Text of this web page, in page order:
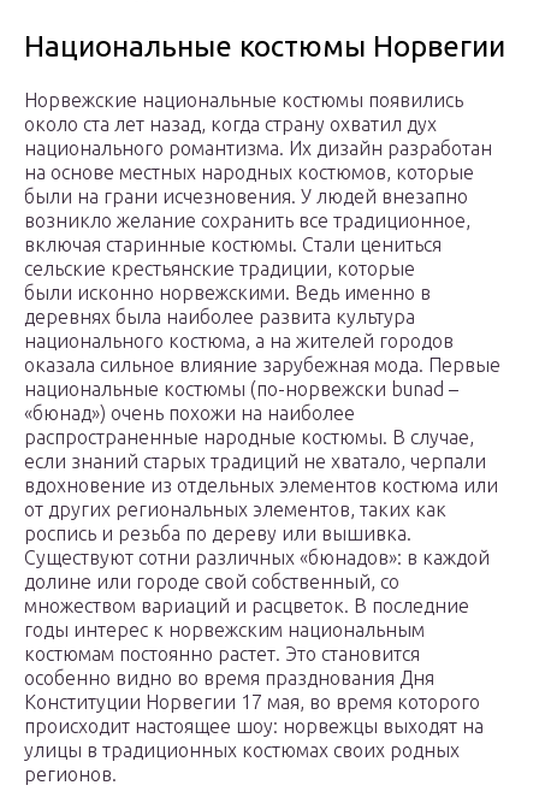
Национальные костюмы Норвегии
Норвежские национальные костюмы появились
около ста лет назад, когда страну охватил дух
национального романтизма. Их дизайн разработан
на основе местных народных костюмов, которые
были на грани исчезновения. У людей внезапно
возникло желание сохранить все традиционное,
включая старинные костюмы. Стали цениться
сельские крестьянские традиции, которые
были исконно норвежскими. Ведь именно в
деревнях была наиболее развита культура
национального костюма, а на жителей городов
оказала сильное влияние зарубежная мода. Первые
национальные костюмы (по-норвежски bunad –
«бюнад») очень похожи на наиболее
распространенные народные костюмы. В случае,
если знаний старых традиций не хватало, черпали
вдохновение из отдельных элементов костюма или
от других региональных элементов, таких как
роспись и резьба по дереву или вышивка.
Существуют сотни различных «бюнадов»: в каждой
долине или городе свой собственный, со
множеством вариаций и расцветок. В последние
годы интерес к норвежским национальным
костюмам постоянно растет. Это становится
особенно видно во время празднования Дня
Конституции Норвегии 17 мая, во время которого
происходит настоящее шоу: норвежцы выходят на
улицы в традиционных костюмах своих родных
регионов.